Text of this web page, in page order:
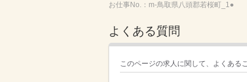
お仕事No.： m-鳥取県八頭郡若桜町_1●
よくある質問
このページの求人に関して、よくある